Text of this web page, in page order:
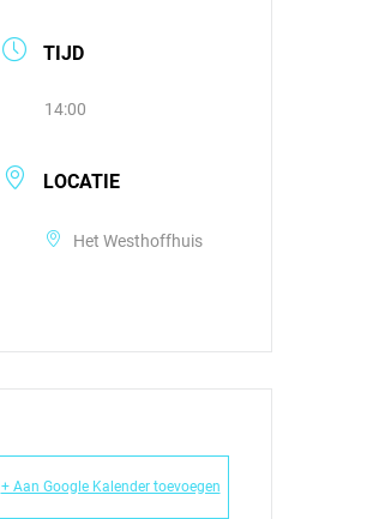
TIJD
14:00
LOCATIE
Het Westhoffhuis
+ Aan Google Kalender toevoegen